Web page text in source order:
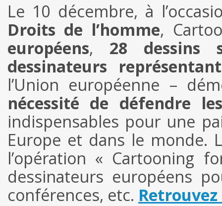
Le 10 décembre, à
Droits de l’homme,
européens, 28 dessins
dessinateurs
l’Union européenne –
nécessité de défendre
indispensables pour une
Europe et dans le monde.
l’opération « Cartooning
dessinateurs européens
conférences, etc.